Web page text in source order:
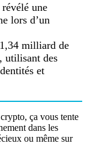
une
lors d’un
milliard de
utilisant des
et
ça vous tente
dans les
ou même sur